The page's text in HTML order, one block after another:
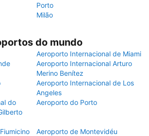
Porto
Milão
do mundo
Aeroporto Internacional de Miami
Aeroporto Internacional Arturo
Merino Benítez
Aeroporto Internacional de Los
Angeles
do
Aeroporto do Porto
Aeroporto de Montevidéu